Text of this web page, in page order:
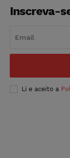
Inscreva-
Li e aceito a